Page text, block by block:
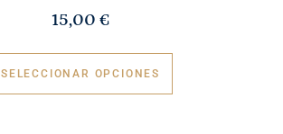
15,00 €
SELECCIONAR OPCIONES